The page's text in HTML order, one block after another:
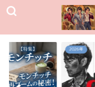
2026年